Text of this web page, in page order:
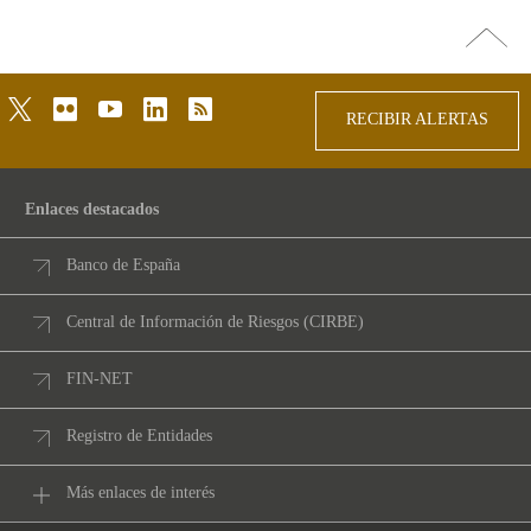
arriba
twitterflickr youtubelinkedinrss
RECIBIR ALERTAS
Enlaces destacados
Banco de España
Central de Información de Riesgos (CIRBE)
FIN-NET
Registro de Entidades
Más enlaces de interés